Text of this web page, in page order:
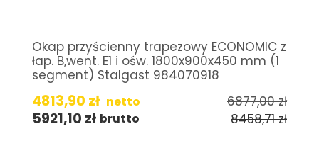
Okap przyścienny trapezowy ECONOMIC z
łap. B,went. E1 i ośw. 1800x900x450 mm (1
segment) Stalgast 984070918
4813,90 zł netto 6877,00zł
5921,10 zł brutto 8458,71zł